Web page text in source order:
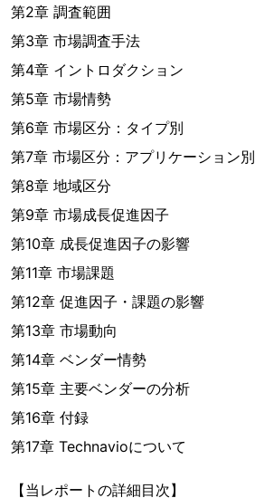
第2章 調査範囲
第3章 市場調査手法
第4章 イントロダクション
第5章 市場情勢
第6章 市場区分：タイプ別
第7章 市場区分：アプリケーション別
第8章 地域区分
第9章 市場成長促進因子
第10章 成長促進因子の影響
第11章 市場課題
第12章 促進因子・課題の影響
第13章 市場動向
第14章 ベンダー情勢
第15章 主要ベンダーの分析
第16章 付録
第17章 Technavioについて
【当レポートの詳細目次】